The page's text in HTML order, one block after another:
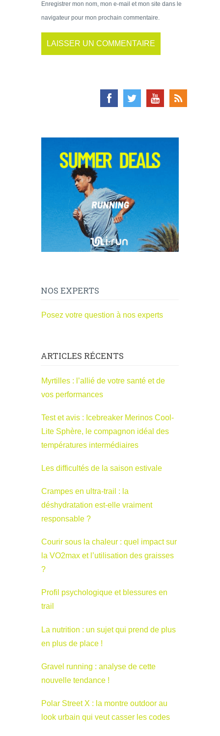
Enregistrer mon nom, mon e-mail et mon site dans le
navigateur pour mon prochain commentaire.
NOS EXPERTS
Posez votre question à nos experts
ARTICLES RÉCENTS
Myrtilles : l’allié de votre santé et de
vos performances
Test et avis : Icebreaker Merinos Cool-
Lite Sphère, le compagnon idéal des
températures intermédiaires
Les difficultés de la saison estivale
Crampes en ultra-trail : la
déshydratation est-elle vraiment
responsable ?
Courir sous la chaleur : quel impact sur
la VO2max et l’utilisation des graisses
?
Profil psychologique et blessures en
trail
La nutrition : un sujet qui prend de plus
en plus de place !
Gravel running : analyse de cette
nouvelle tendance !
Polar Street X : la montre outdoor au
look urbain qui veut casser les codes